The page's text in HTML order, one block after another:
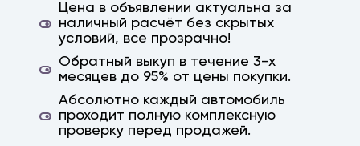
Цена в объявлении актуальна за
наличный расчёт без скрытых
условий, все прозрачно!
Обратный выкуп в течение 3-х
месяцев до 95% от цены покупки.
Абсолютно каждый автомобиль
проходит полную комплексную
проверку перед продажей.